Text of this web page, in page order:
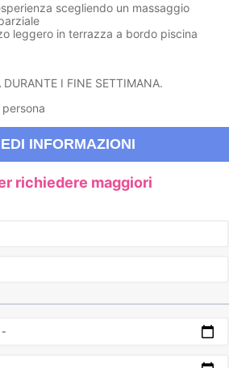
scegliendo un massaggio
leggero in terrazza a bordo piscina
DURANTE I FINE SETTIMANA.
persona
INFORMAZIONI
richiedere maggiori